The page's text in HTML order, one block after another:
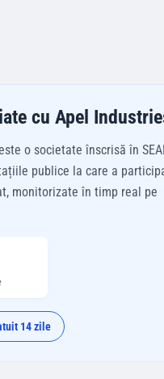
cu Apel
o societate înscrisă în
publice la care a
monitorizate în timp real pe
14 zile